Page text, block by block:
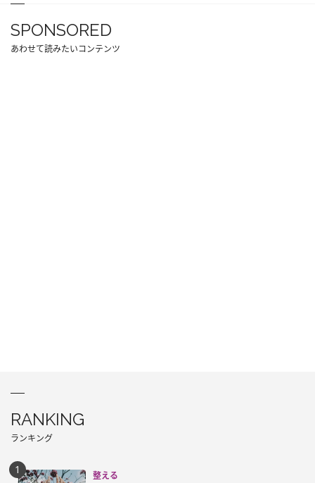
SPONSORED
あわせて読みたいコンテンツ
RANKING
ランキング
整える